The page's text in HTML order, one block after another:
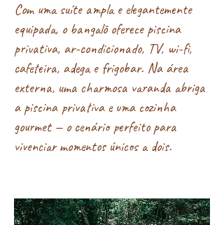
Com uma suíte ampla e elegantemente
equipada, o bangalô oferece piscina
privativa, ar-condicionado, TV, wi-fi,
cafeteira, adega e frigobar. Na área
externa, uma charmosa varanda abriga
a piscina privativa e uma cozinha
gourmet — o cenário perfeito para
vivenciar momentos únicos a dois.